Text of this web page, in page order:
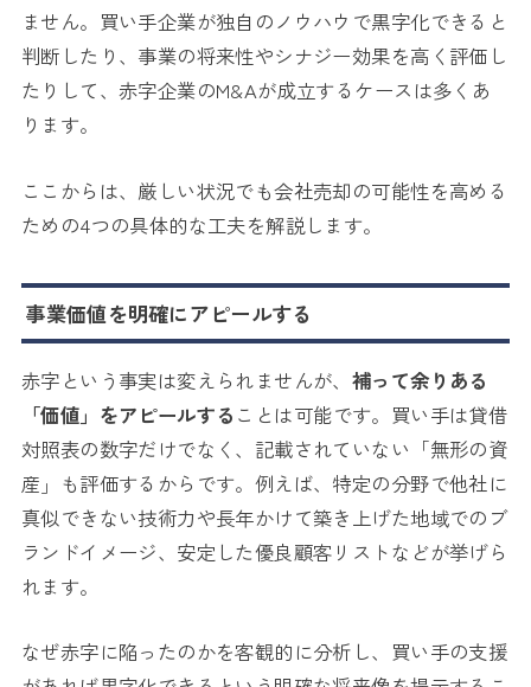
ません。買い手企業が独自のノウハウで黒字化できると
判断したり、事業の将来性やシナジー効果を高く評価し
たりして、赤字企業のM&Aが成立するケースは多くあ
ります。
ここからは、厳しい状況でも会社売却の可能性を高める
ための4つの具体的な工夫を解説します。
事業価値を明確にアピールする
赤字という事実は変えられませんが、 補って余りある
「価値」をアピールする ことは可能です。買い手は貸借
対照表の数字だけでなく、記載されていない「無形の資
産」も評価するからです。例えば、特定の分野で他社に
真似できない技術力や長年かけて築き上げた地域でのブ
ランドイメージ、安定した優良顧客リストなどが挙げら
れます。
なぜ赤字に陥ったのかを客観的に分析し、買い手の支援